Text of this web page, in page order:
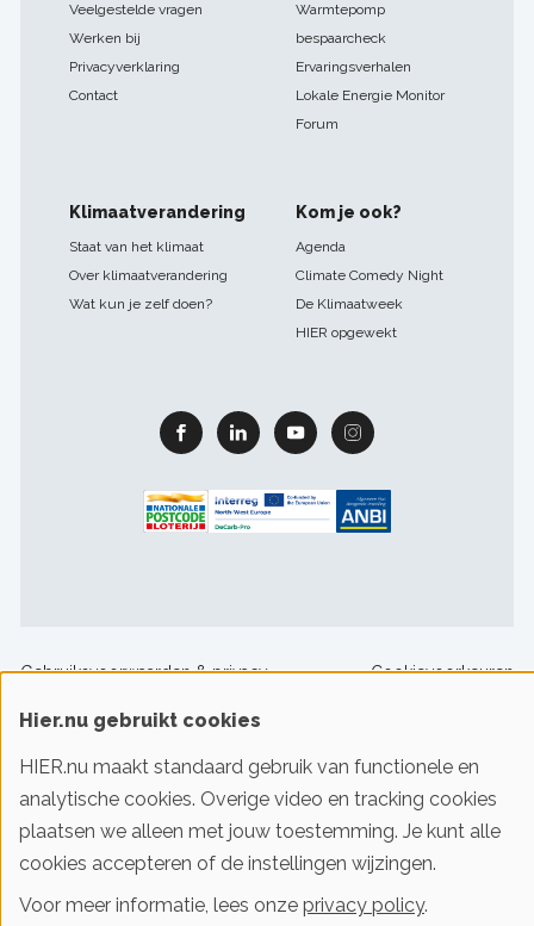
Veelgestelde vragen
Werken bij
Privacyverklaring
Contact
Warmtepomp
bespaarcheck
Ervaringsverhalen
Lokale Energie Monitor
Forum
Klimaatverandering
Staat van het klimaat
Over klimaatverandering
Wat kun je zelf doen?
Kom je ook?
Agenda
Climate Comedy Night
De Klimaatweek
HIER opgewekt
Facebook Linkedin Youtube Instagram
Footer
Gebruiksvoorwaarden & privacy Cookievoorkeuren
© 2016-2026 Klimaatstichting HIER
Iedereen slim met energie. HIER helpt je!
Hier.nu gebruikt cookies
HIER.nu maakt standaard gebruik van functionele en
analytische cookies. Overige video en tracking cookies
plaatsen we alleen met jouw toestemming. Je kunt alle
cookies accepteren of de instellingen wijzingen.
Voor meer informatie, lees onze privacy policy.